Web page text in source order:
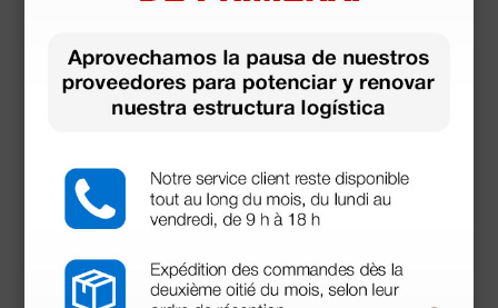
hoja.
• Excelente sello acústico y olivas suaves diseñadas
y patentadas.
• Sólo 118 g.